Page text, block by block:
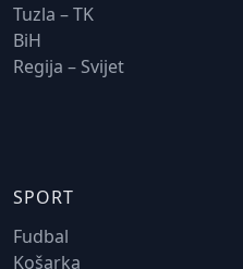
Tuzla – TK
BiH
Regija – Svijet
SPORT
Fudbal
Košarka